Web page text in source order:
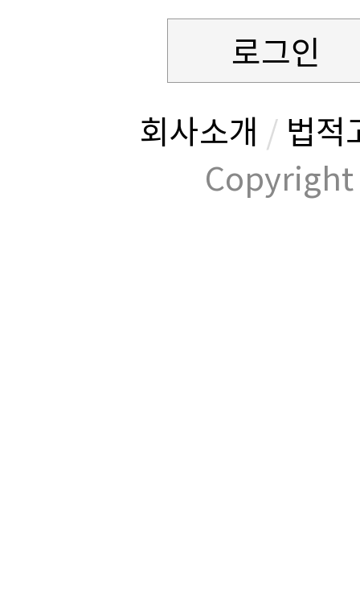
로그인
회사소개 / 법적
Copyright